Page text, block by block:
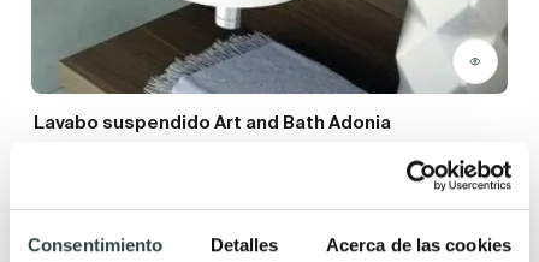
Consentimiento Detalles Acerca de las cookies
Lavabo suspendido Art and Bath Adonia
216,93€261,36€